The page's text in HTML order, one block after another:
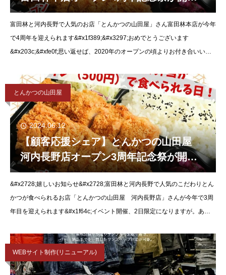
催！！
富田林と河内長野で人気のお店「とんかつの山田屋」さん富田林本店が今年
で4周年を迎えられます&#x1f389;&#x3297;おめでとうございます
&#x203c;&#xfe0f;思い返せば、2020年のオープンの頃よりお付き合いいた
とんかつの山田屋
2024.06.12
【顧客応援シェア】とんかつの山田屋
河内長野店オープン3周年記念祭が開催
中！
&#x2728;嬉しいお知らせ&#x2728;富田林と河内長野で人気のこだわりとん
かつが食べられるお店「とんかつの山田屋 河内長野店」さんが今年で3周
年目を迎えられます&#x1f64c;イベント開催、2日限定になりますが。あの
WEBサイト制作(リニューアル)